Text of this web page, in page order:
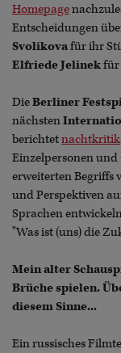
Homepage
Entscheidungen
Svolikovafür ihr
Elfriede Jelinekfür
DieBerliner
nächsten
berichtetnachtkritik
Einzelpersonen und
erweiterten Begriffs
und Perspektiven
Sprachen
"Was ist (uns) die
Mein alter
Brüche spielen.
diesem Sinne...
Ein russisches